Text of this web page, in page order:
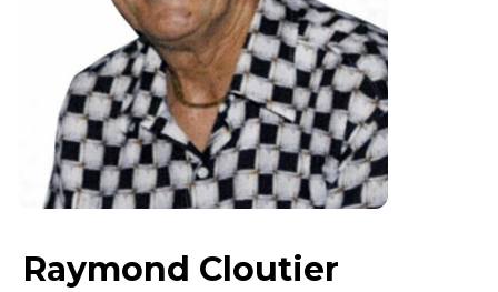
Raymond Cloutier